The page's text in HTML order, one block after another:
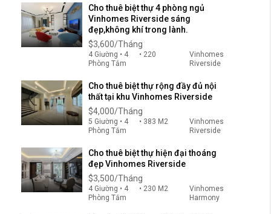
Cho thuê biệt thự 4 phòng ngủ
Vinhomes Riverside sáng
đẹp,không khí trong lành.
$3,600/Tháng
4 Giường • 4
Phòng Tắm
• 220
Vinhomes
Riverside
Cho thuê biệt thự rộng đầy đủ nội
thất tại khu Vinhomes Riverside
$4,000/Tháng
5 Giường • 4
Phòng Tắm
• 383 M2
Vinhomes
Riverside
Cho thuê biệt thự hiện đại thoáng
đẹp Vinhomes Riverside
$3,500/Tháng
4 Giường • 4
Phòng Tắm
• 230 M2
Vinhomes
Harmony